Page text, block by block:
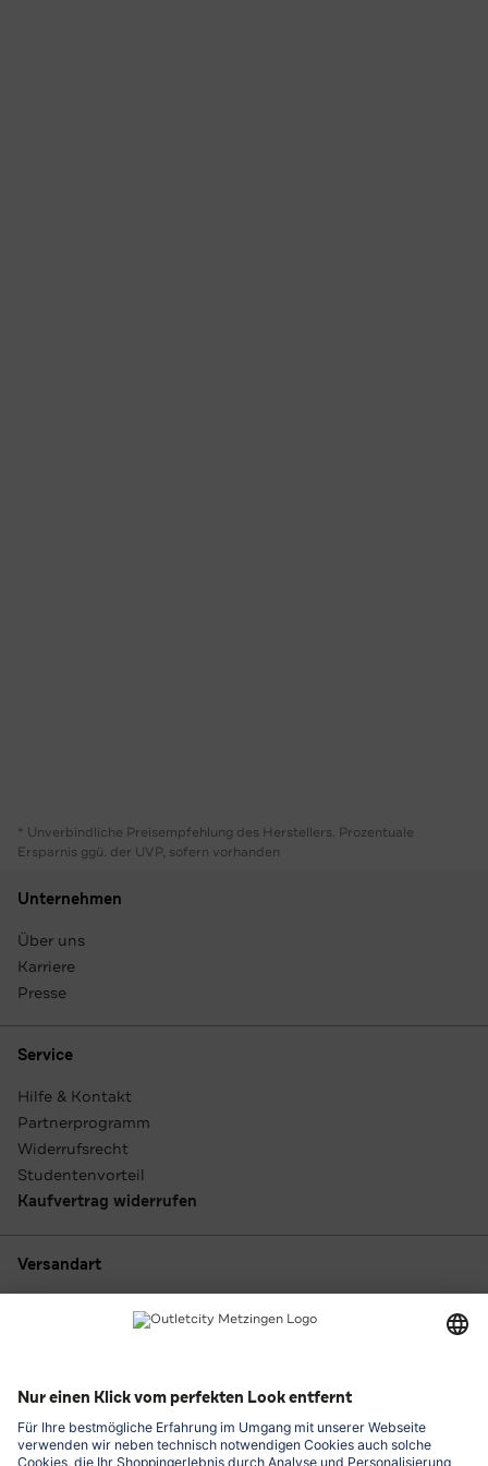
* Unverbindliche Preisempfehlung des Herstellers. Prozentuale
Ersparnis ggü. der UVP, sofern vorhanden
Unternehmen
Über uns
Karriere
Presse
Service
Hilfe & Kontakt
Partnerprogramm
Widerrufsrecht
Studentenvorteil
Kaufvertrag widerrufen
Versandart